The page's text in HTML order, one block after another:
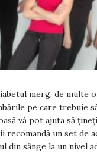
merg, de multe
pe care trebuie
vă pot ajuta să
recomandă un set de
din sânge la un nivel